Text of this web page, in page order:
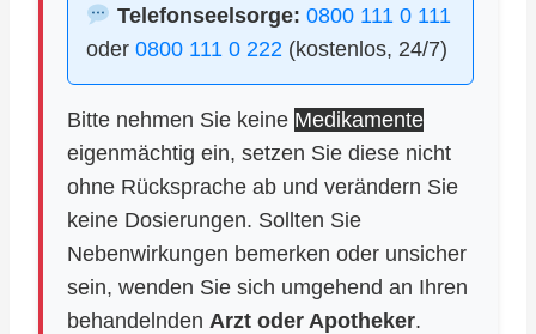
Telefonseelsorge: 0800 111 0 111
oder 0800 111 0 222 (kostenlos, 24/7)
Bitte nehmen Sie keine Medikamente
eigenmächtig ein, setzen Sie diese nicht
ohne Rücksprache ab und verändern Sie
keine Dosierungen. Sollten Sie
Nebenwirkungen bemerken oder unsicher
sein, wenden Sie sich umgehend an Ihren
behandelnden Arzt oder Apotheker.